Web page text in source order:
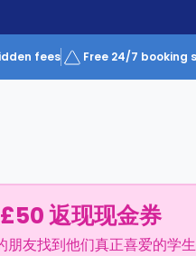
fees Free 24/7 booking
返现现金券
朋友找到他们真正喜爱的学